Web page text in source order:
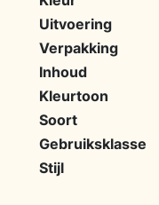
Uitvoering
Verpakking
Inhoud
Kleurtoon
Soort
Gebruiksklasse
Stijl